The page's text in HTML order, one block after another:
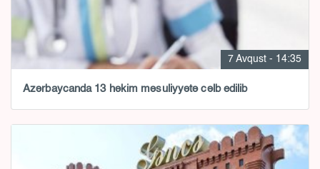
7 Avqust - 14:35
Azərbaycanda 13 həkim məsuliyyətə cəlb edilib